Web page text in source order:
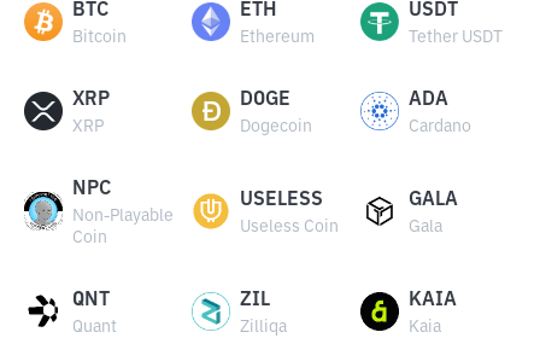
BTC
Bitcoin
ETH
Ethereum
USDT
Tether USDT
XRP
XRP
DOGE
Dogecoin
ADA
Cardano
NPC
Non-Playable
Coin
USELESS
Useless Coin
GALA
Gala
QNT
Quant
ZIL
Zilliqa
KAIA
Kaia